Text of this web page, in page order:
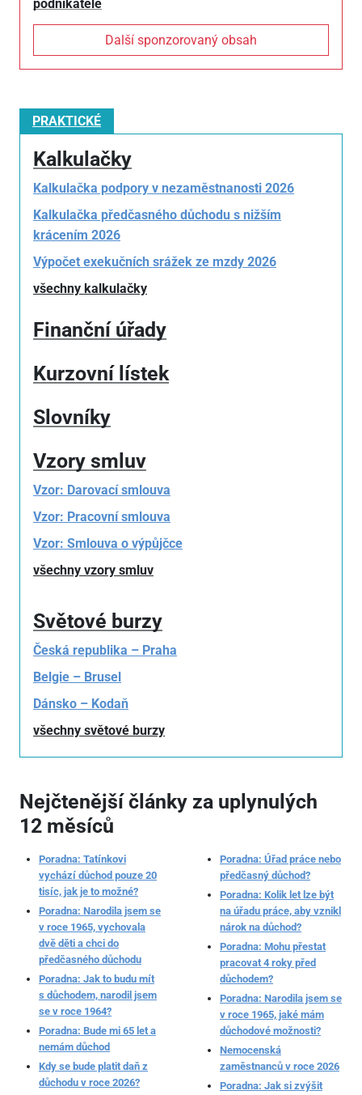
podnikatele
Další sponzorovaný obsah
PRAKTICKÉ
Kalkulačky
Kalkulačka podpory v nezaměstnanosti 2026
Kalkulačka předčasného důchodu s nižším
krácením 2026
Výpočet exekučních srážek ze mzdy 2026
všechny kalkulačky
Finanční úřady
Kurzovní lístek
Slovníky
Vzory smluv
Vzor: Darovací smlouva
Vzor: Pracovní smlouva
Vzor: Smlouva o výpůjčce
všechny vzory smluv
Světové burzy
Česká republika – Praha
Belgie – Brusel
Dánsko – Kodaň
všechny světové burzy
Nejčtenější články za uplynulých
12 měsíců
Poradna: Tatínkovi
vychází důchod pouze 20
tisíc, jak je to možné?
Poradna: Narodila jsem se
v roce 1965, vychovala
dvě děti a chci do
předčasného důchodu
Poradna: Jak to budu mít
s důchodem, narodil jsem
se v roce 1964?
Poradna: Bude mi 65 let a
nemám důchod
Kdy se bude platit daň z
důchodu v roce 2026?
Poradna: Úřad práce nebo
předčasný důchod?
Poradna: Kolik let lze být
na úřadu práce, aby vznikl
nárok na důchod?
Poradna: Mohu přestat
pracovat 4 roky před
důchodem?
Poradna: Narodila jsem se
v roce 1965, jaké mám
důchodové možnosti?
Nemocenská
zaměstnanců v roce 2026
Poradna: Jak si zvýšit